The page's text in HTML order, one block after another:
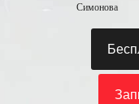
Симонова